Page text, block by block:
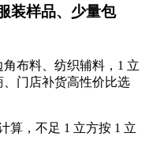
装样品、少量包
布料、纺织辅料，1 立
门店补货高性价比选
算，不足 1 立方按 1 立